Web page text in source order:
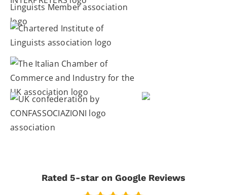
Rated 5-star on Google Reviews